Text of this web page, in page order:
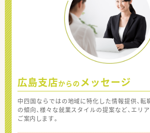
広島支店からの メッセージ
中四国ならではの地域に特化した情報提供、転
の傾向、様々な就業スタイルの提案など、エリ
ご案内します。